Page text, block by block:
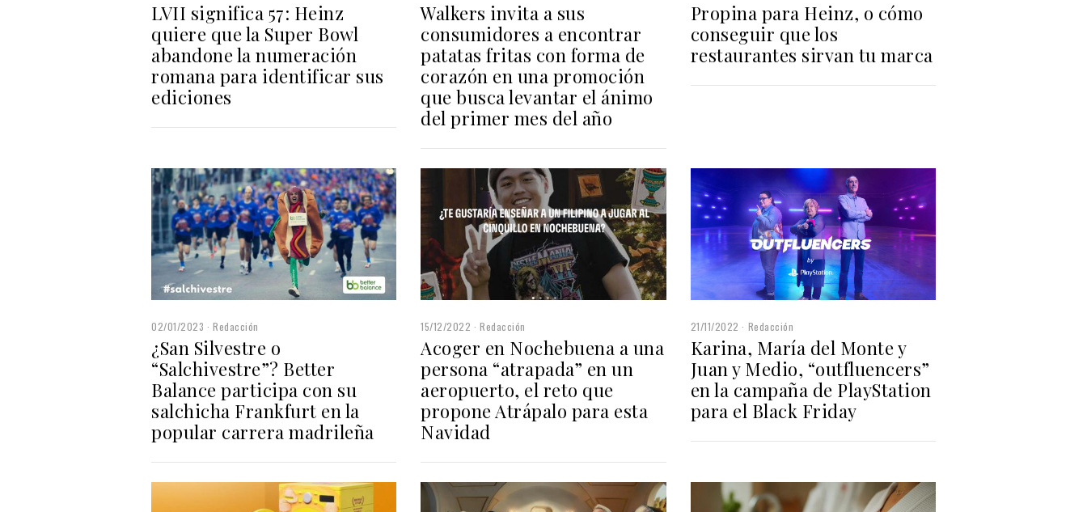
LVII significa 57: Heinz
quiere que la Super Bowl
abandone la numeración
romana para identificar sus
ediciones
Walkers invita a sus
consumidores a encontrar
patatas fritas con forma de
corazón en una promoción
que busca levantar el ánimo
del primer mes del año
Propina para Heinz, o cómo
conseguir que los
restaurantes sirvan tu marca
02/01/2023 Redacción
¿San Silvestre o
“Salchivestre”? Better
Balance participa con su
salchicha Frankfurt en la
popular carrera madrileña
15/12/2022 Redacción
Acoger en Nochebuena a una
persona “atrapada” en un
aeropuerto, el reto que
propone Atrápalo para esta
Navidad
21/11/2022 Redacción
Karina, María del Monte y
Juan y Medio, “outfluencers”
en la campaña de PlayStation
para el Black Friday